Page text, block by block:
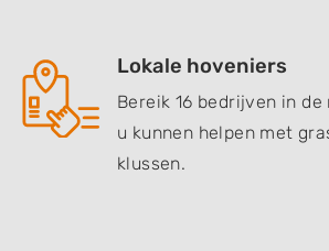
Lokale hoveniers
Bereik 16 bedrijven in
u kunnen helpen met
klussen.